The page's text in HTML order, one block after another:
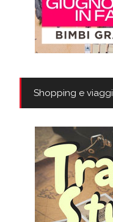
Shopping e viaggi